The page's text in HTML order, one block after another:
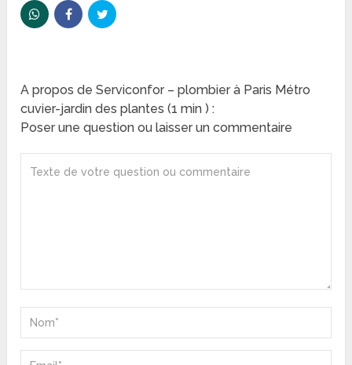
A propos de Serviconfor – plombier à Paris Métro
cuvier-jardin des plantes (1 min ) :
Poser une question ou laisser un commentaire